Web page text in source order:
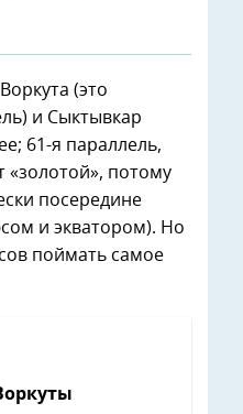
(это
и Сыктывкар
61-я параллель,
потому
посередине
и экватором). Но
поймать самое